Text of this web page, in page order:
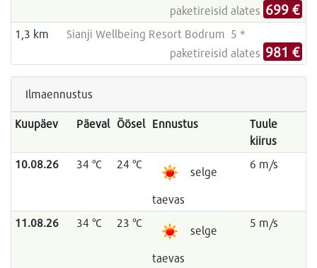
paketireisid alates 699 €
1,3 km
Sianji Wellbeing Resort Bodrum 5 *
paketireisid alates 981 €
Ilmaennustus
Kuupäev Päeval Öösel Ennustus
Tuule
kiirus
10.08.26
34 °C 24 °C
selge
taevas
6 m/s
11.08.26 34 °C 23 °C
selge
taevas
5 m/s